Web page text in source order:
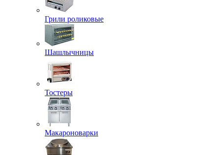
Грили роликовые
Шашлычницы
Тостеры
Макароноварки